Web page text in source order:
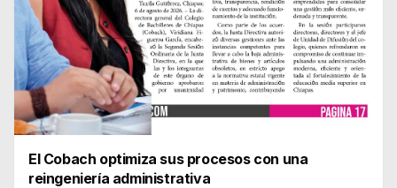
El Cobach optimiza sus procesos con una
reingeniería administrativa